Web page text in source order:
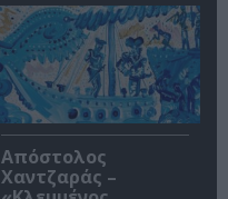
Απόστολος
Χαντζαράς –